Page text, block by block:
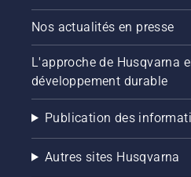
Nos actualités en presse
L'approche de Husqvarna
développement durable
Publication des
Autres sites Husqvarna